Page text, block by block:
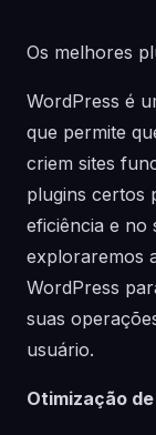
Os melhores
WordPress é
que permite
criem sites
plugins certos
eficiência e no
exploraremos
WordPress
suas
usuário.
Otimização